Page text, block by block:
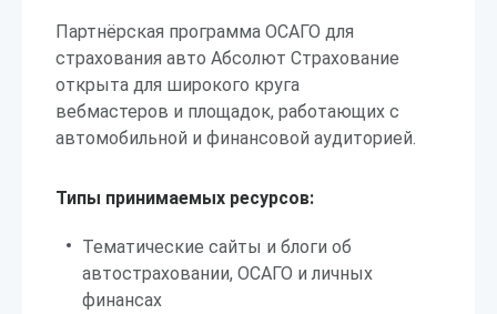
Партнёрская программа ОСАГО для
страхования авто Абсолют Страхование
открыта для широкого круга
вебмастеров и площадок, работающих с
автомобильной и финансовой аудиторией.
Типы принимаемых ресурсов:
Тематические сайты и блоги об
автостраховании, ОСАГО и личных
финансах